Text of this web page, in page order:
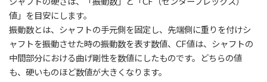
値」を目安にします。
振動数とは、シャフトの手元側を固定し、先端側に重りを付けシ
ャフトを振動させた時の振動数を表す数値、CF値は、シャフトの
中間部分における曲げ剛性を数値にしたものです。どちらの値
も、硬いものほど数値が大きくなります。